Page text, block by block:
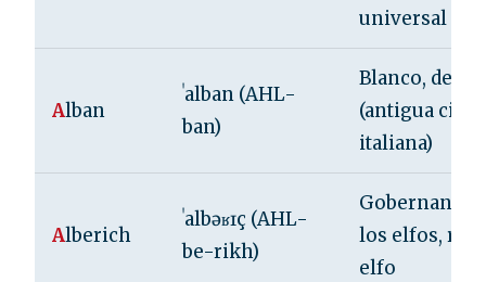
universal
Alban
ˈalban (AHL-
ban)
Blanco, de
(antigua
italiana)
Alberich
ˈalbəʁɪç (AHL-
be-rikh)
Gobernante
los elfos, rey
elfo